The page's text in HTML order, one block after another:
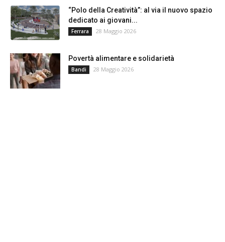
“Polo della Creatività”: al via il nuovo spazio
dedicato ai giovani...
Ferrara 28 Maggio 2026
Povertà alimentare e solidarietà
Bandi 28 Maggio 2026